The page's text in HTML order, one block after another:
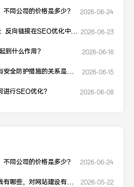
不同公司的价格是多少？ 2026-06-24
反向链接在SEO优化中起 2026-06-23
到什么作用？ 2026-06-16
安全防护措施的关系是什
2026-06-15
进行SEO优化？ 2026-06-08
不同公司的价格是多少？ 2026-06-24
有哪些，对网站建设有
2026-05-22